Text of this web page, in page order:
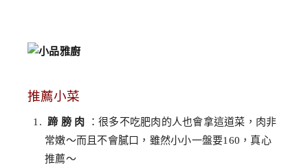
推薦小菜
蹄 膀 肉 ：很多不吃肥肉的人也會拿這道菜，肉非
常嫩～而且不會膩口，雖然小小一盤要160，真心
推薦～